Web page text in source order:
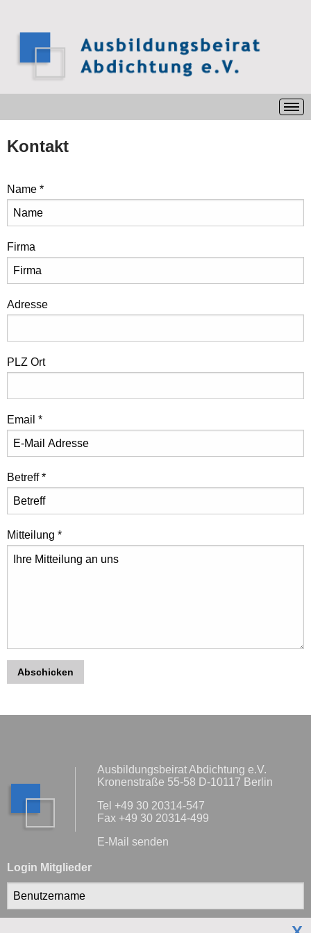
Kontakt
Name *
Firma
Adresse
PLZ Ort
Email *
Betreff*
Mitteilung *
Abschicken
Ausbildungsbeirat Abdichtung e.V.
Kronenstraße 55-58 D-10117 Berlin
Tel +49 30 20314-547
Fax +49 30 20314-499
E-Mail senden
Login Mitglieder